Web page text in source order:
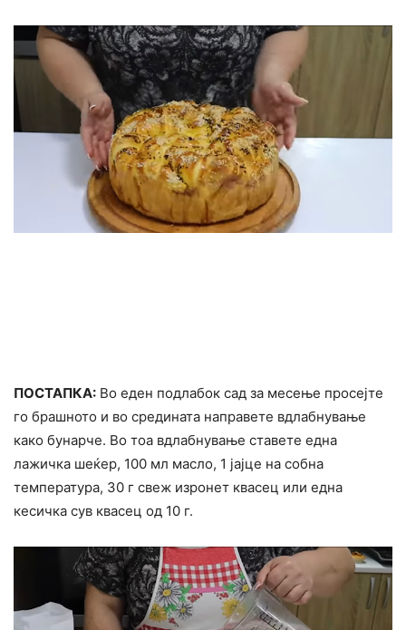
ПОСТАПКА: Во еден подлабок сад за месење просејте
го брашното и во средината направете вдлабнување
како бунарче. Во тоа вдлабнување ставете една
лажичка шеќер, 100 мл масло, 1 јајце на собна
температура, 30 г свеж изронет квасец или една
кесичка сув квасец од 10 г.